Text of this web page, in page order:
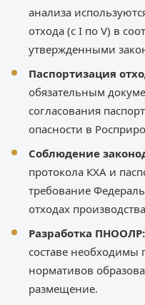
анализа
отхода (с I по V) в
утвержденными
Паспортизация
обязательным
согласования
опасности в
Соблюдение
протокола КХА и
требование
отходах
Разработка ПНООЛР:
составе необходимы
нормативов
размещение.